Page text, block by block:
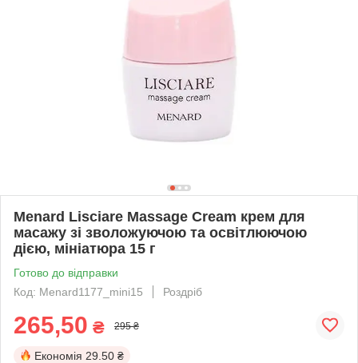
Menard Lisciare Massage Cream крем для
масажу зі зволожуючою та освітлюючою
дією, мініатюра 15 г
Готово до відправки
Код: Menard1177_mini15
Роздріб
265,50 ₴ 295 ₴
Економія 29.50 ₴